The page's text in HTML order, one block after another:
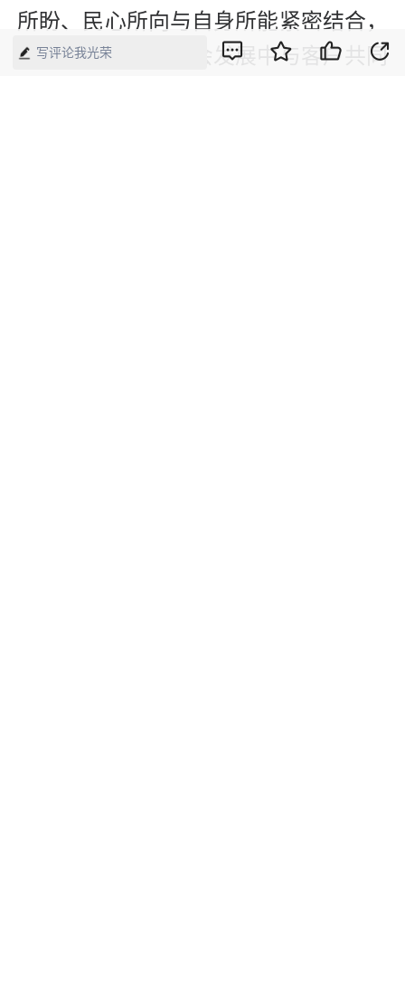
所盼、民心所向与自身所能紧密结合，
在赋能地方经济社会发展中与客户共同
写评论我光荣